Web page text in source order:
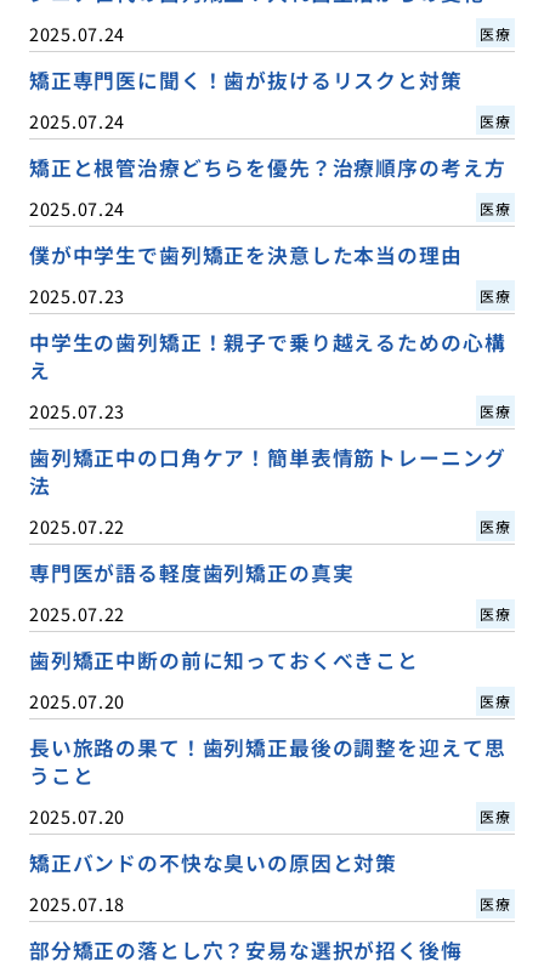
2025.07.24 医療
矯正専門医に聞く！歯が抜けるリスクと対策
2025.07.24 医療
矯正と根管治療どちらを優先？治療順序の考え方
2025.07.24 医療
僕が中学生で歯列矯正を決意した本当の理由
2025.07.23 医療
中学生の歯列矯正！親子で乗り越えるための心構
え
2025.07.23 医療
歯列矯正中の口角ケア！簡単表情筋トレーニング
法
2025.07.22 医療
専門医が語る軽度歯列矯正の真実
2025.07.22 医療
歯列矯正中断の前に知っておくべきこと
2025.07.20 医療
長い旅路の果て！歯列矯正最後の調整を迎えて思
うこと
2025.07.20 医療
矯正バンドの不快な臭いの原因と対策
2025.07.18 医療
部分矯正の落とし穴？安易な選択が招く後悔